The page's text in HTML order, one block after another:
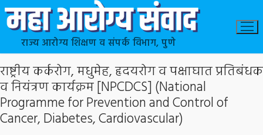
राज्य आरोग्य शिक्षण व संपर्क विभाग, पुणे
राष्ट्रीय कर्करोग, मधुमेह, हृदयरोग व पक्षाघात प्रतिबंधक
व नियंत्रण कार्यक्रम [NPCDCS] (National
Programme for Prevention and Control of
Cancer, Diabetes, Cardiovascular)